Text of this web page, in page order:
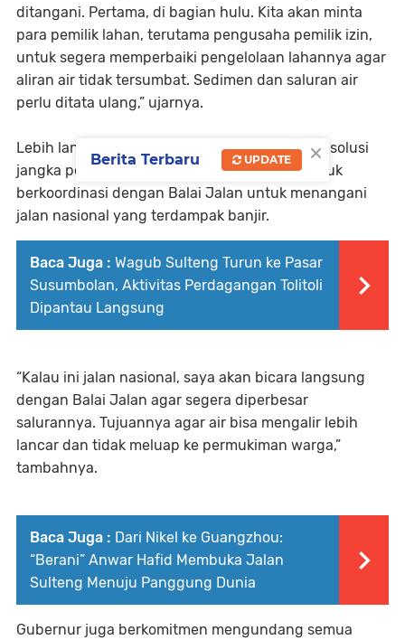
ditangani. Pertama, di bagian hulu. Kita akan minta
para pemilik lahan, terutama pengusaha pemilik izin,
untuk segera memperbaiki pengelolaan lahannya agar
aliran air tidak tersumbat. Sedimen dan saluran air
perlu ditata ulang,” ujarnya.
Lebih lanjut, Gubernur menyampaikan bahwa solusi
jangka pendek juga sedang disiapkan, termasuk
berkoordinasi dengan Balai Jalan untuk menangani
jalan nasional yang terdampak banjir.
Baca Juga : Wagub Sulteng Turun ke Pasar
Susumbolan, Aktivitas Perdagangan Tolitoli
Dipantau Langsung
“Kalau ini jalan nasional, saya akan bicara langsung
dengan Balai Jalan agar segera diperbesar
salurannya. Tujuannya agar air bisa mengalir lebih
lancar dan tidak meluap ke permukiman warga,”
tambahnya.
Baca Juga : Dari Nikel ke Guangzhou:
“Berani” Anwar Hafid Membuka Jalan
Sulteng Menuju Panggung Dunia
Gubernur juga berkomitmen mengundang semua
×
Berita Terbaru UPDATE